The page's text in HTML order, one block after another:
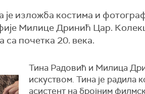
је изложба костима и
Милице Дринић Цар.
са почетка 20. века.
Тина Радовић и Милица
искуством. Тина је радила
асистент на бројним